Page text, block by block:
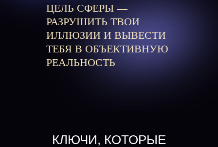
ЦЕЛЬ СФЕРЫ —
РАЗРУШИТЬ ТВОИ
ИЛЛЮЗИИ И ВЫВЕСТИ
ТЕБЯ В ОБЪЕКТИВНУЮ
РЕАЛЬНОСТЬ
КЛЮЧИ, КОТОРЫЕ